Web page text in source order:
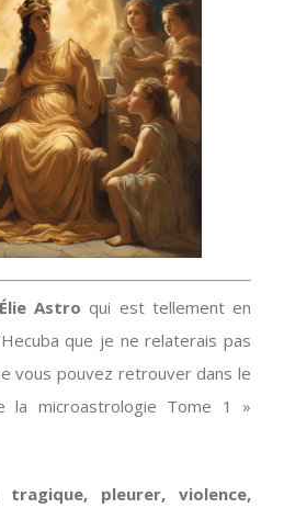
Astro qui est tellement en
que je ne relaterais pas
vous pouvez retrouver dans le
la microastrologie Tome 1 »
tragique, pleurer, violence,